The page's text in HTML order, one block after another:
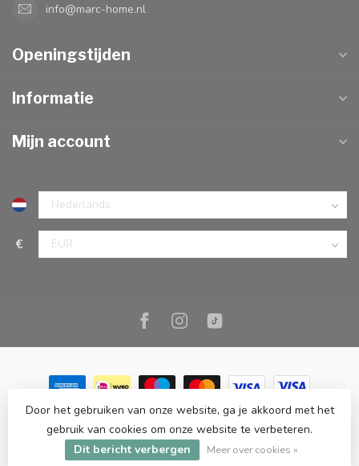
info@marc-home.nl
Openingstijden
Informatie
Mijn account
€
© Copyright 2026 Marc Cook & Home | Webshop | Fysieke
kookwinkel in Elst |- Powered byLightspeed-Lightspeed design
byDyvelopment
Door het gebruiken van onze website, ga je akkoord met het
gebruik van cookies om onze website te verbeteren.
Dit bericht verbergen
Meer over cookies »